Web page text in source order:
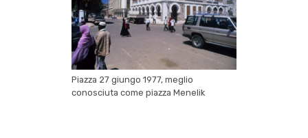
Piazza 27 giungo 1977, meglio
conosciuta come piazza Menelik